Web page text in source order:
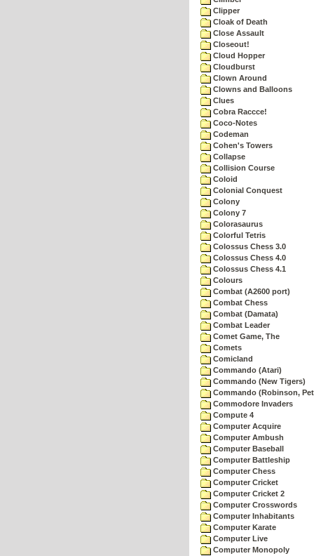
Clipper
Cloak of Death
Close Assault
Closeout!
Cloud Hopper
Cloudburst
Clown Around
Clowns and Balloons
Clues
Cobra Raccce!
Coco-Notes
Codeman
Cohen's Towers
Collapse
Collision Course
Coloid
Colonial Conquest
Colony
Colony 7
Colorasaurus
Colorful Tetris
Colossus Chess 3.0
Colossus Chess 4.0
Colossus Chess 4.1
Colours
Combat (A2600 port)
Combat Chess
Combat (Damata)
Combat Leader
Comet Game, The
Comets
Comicland
Commando (Atari)
Commando (New Tigers)
Commando (Robinson,
Commodore Invaders
Compute 4
Computer Acquire
Computer Ambush
Computer Baseball
Computer Battleship
Computer Chess
Computer Cricket
Computer Cricket 2
Computer Crosswords
Computer Inhabitants
Computer Karate
Computer Live
Computer Monopoly